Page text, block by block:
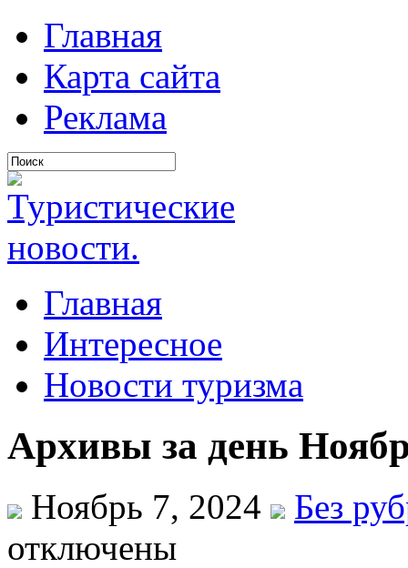
Главная
Карта сайта
Реклама
Главная
Интересное
Новости туризма
Архивы за день
Ноябрь 7, 2024
Без
отключены